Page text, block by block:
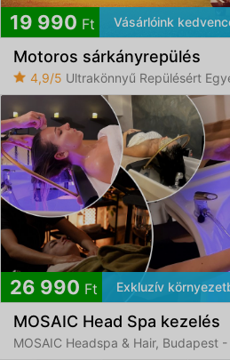
19 990 Ft Vásárlóink
Motoros sárkányrepülés
4,9/5 Ultrakönnyű Repülésért
26 990 Ft Exkluzív
MOSAIC Head Spa kezelés
MOSAIC Headspa & Hair, Budapest